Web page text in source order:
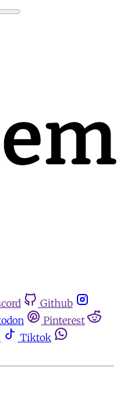
Github
Pinterest
Tiktok